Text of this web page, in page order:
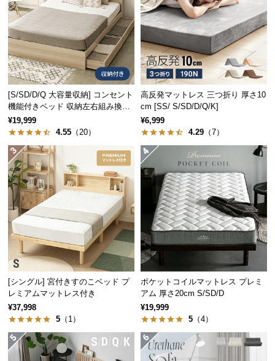
ー
ス
に
つ
い
て
搬
経
路
に
つ
い
て
返
キ
ャ
ン
セ
ル
に
[S/SD/D/Q 大容量収納] コンセント
機能付きベッド 収納左右組み換え
可能
¥19,999
4.55 （20）
高反発マットレス 三つ折り 厚さ10
cm [SS/ S/SD/D/Q/K]
¥6,999
4.29 （7）
[シングル] 宮付きすのこベッド プ
レミアムマットレス付き
¥37,998
5 （1）
ポケットコイルマットレス プレミ
アム 厚さ20cm S/SD/D
¥19,999
5 （4）